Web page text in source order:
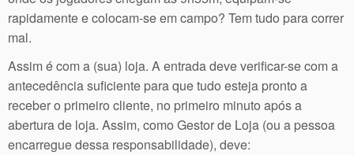
rapidamente e colocam-se em campo? Tem tudo para correr
mal.
Assim é com a (sua) loja. A entrada deve verificar-se com a
antecedência suficiente para que tudo esteja pronto a
receber o primeiro cliente, no primeiro minuto após a
abertura de loja. Assim, como Gestor de Loja (ou a pessoa
encarregue dessa responsabilidade), deve: